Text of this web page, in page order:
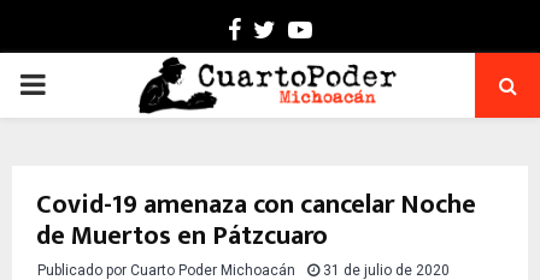
Facebook
TwitterYoutube
PRIMARY
Covid-19 amenaza con cancelar Noche
de Muertos en Pátzcuaro
Publicado por Cuarto Poder Michoacán 31 de julio de 2020